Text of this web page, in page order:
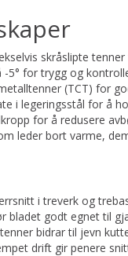
skråslipte
-5° for trygg og
(TCT) for
i legeringsstål for å
for å redusere
leder bort varme,
i treverk og
bladet godt egnet til
bidrar til jevn
drift gir penere